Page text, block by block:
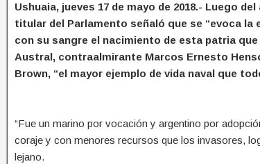
Ushuaia, jueves 17 de mayo de 2018.- Luego
titular del Parlamento señaló que se “evoca
con su sangre el nacimiento de esta patria
Austral, contraalmirante Marcos Ernesto
Brown, “el mayor ejemplo de vida naval que
“Fue un marino por vocación y argentino por
coraje y con menores recursos que los invasores,
lejano.